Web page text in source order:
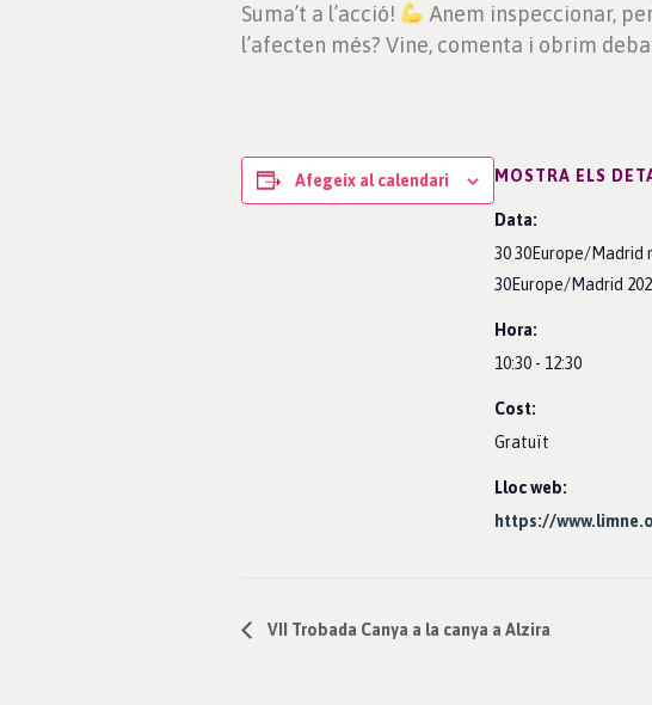
Suma’t a l’acció!
Anem inspeccionar,
l’afecten més? Vine, comenta i obrim
Afegeix al calendari MOSTRA ELS
Data:
30 30Europe/Madrid
30Europe/Madrid
Hora:
10:30 - 12:30
Cost:
Gratuït
Lloc web:
https://
VII Trobada Canya a la canya a Alzira